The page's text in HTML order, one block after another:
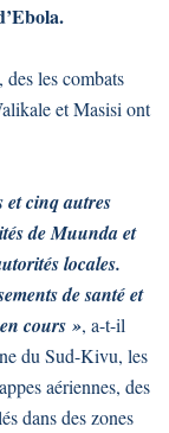
les combats
et Masisi ont
et cinq autres
de Muunda et
locales.
de santé et
cours », a-t-il
du Sud-Kivu, les
aériennes, des
dans des zones